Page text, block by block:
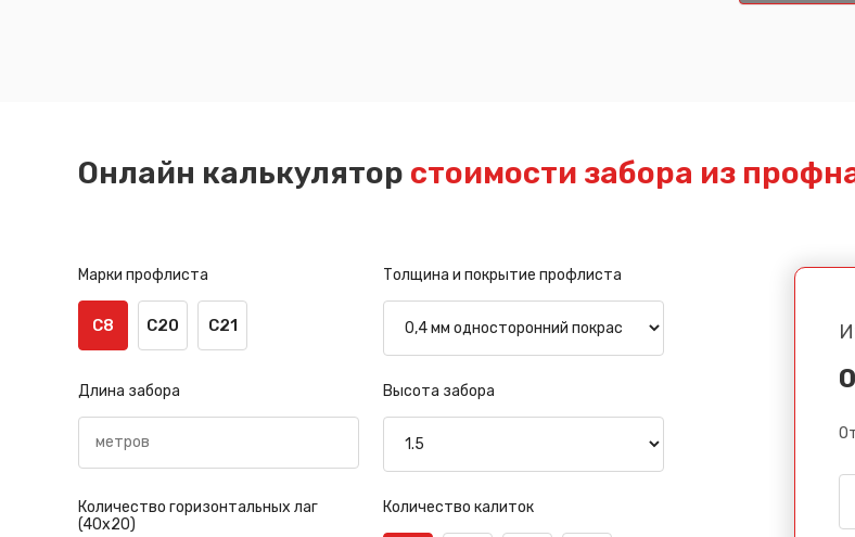
Онлайн калькулятор стоимости забора из
Марки профлиста
С8 С20 С21
Толщина и покрытие профлиста
Длина забора Высота забора
Количество горизонтальных лаг
(40х20)
Количество калиток